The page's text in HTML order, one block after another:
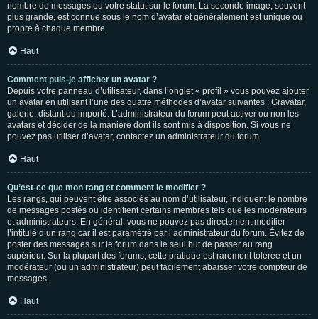
nombre de messages ou votre statut sur le forum. La seconde image, souvent
plus grande, est connue sous le nom d’avatar et généralement est unique ou
propre à chaque membre.
Haut
Comment puis-je afficher un avatar ?
Depuis votre panneau d’utilisateur, dans l’onglet « profil » vous pouvez ajouter
un avatar en utilisant l’une des quatre méthodes d’avatar suivantes : Gravatar,
galerie, distant ou importé. L’administrateur du forum peut activer ou non les
avatars et décider de la manière dont ils sont mis à disposition. Si vous ne
pouvez pas utiliser d’avatar, contactez un administrateur du forum.
Haut
Qu’est-ce que mon rang et comment le modifier ?
Les rangs, qui peuvent être associés au nom d’utilisateur, indiquent le nombre
de messages postés ou identifient certains membres tels que les modérateurs
et administrateurs. En général, vous ne pouvez pas directement modifier
l’intitulé d’un rang car il est paramétré par l’administrateur du forum. Évitez de
poster des messages sur le forum dans le seul but de passer au rang
supérieur. Sur la plupart des forums, cette pratique est rarement tolérée et un
modérateur (ou un administrateur) peut facilement abaisser votre compteur de
messages.
Haut